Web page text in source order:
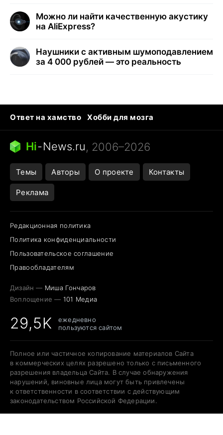
Можно ли найти качественную акустику
на AliExpress?
Наушники с активным шумоподавлением
за 4 000 рублей — это реальность
Ответ на хамство
Хобби для мозга
Бензин 100 и 95
Тунцы в океанариуме
Следующая пандемия
Hi-News.ru, 2006–2026
Темы Авторы О проекте Контакты
Реклама
Редакционная политика
Политика конфиденциальности
Пользовательское соглашение
Правообладателям
Дизайн — Миша Гончаров
Воплощение — 101 Медиа
29,5K
ежедневно
пользуются сайтом
Полное или частичное копирование материалов Сайта
в коммерческих целях разрешено только с письменного
разрешения владельца Сайта. В случае обнаружения
нарушений, виновные лица могут быть привлечены
к ответственности в соответствии с действующим
законодательством Российской Федерации.